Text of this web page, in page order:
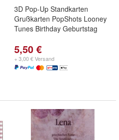
3D Pop-Up Standkarten
Grußkarten PopShots Looney
Tunes Birthday Geburtstag
5,50 €
+ 3,00 € Versand